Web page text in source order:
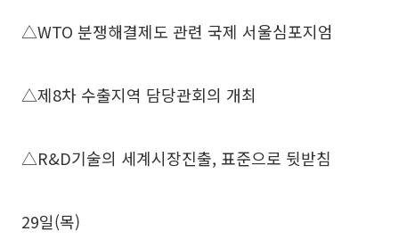
△WTO 분쟁해결제도 관련 국제 서울심포지엄
△제8차 수출지역 담당관회의 개최
△R&D기술의 세계시장진출, 표준으로 뒷받침
29일(목)